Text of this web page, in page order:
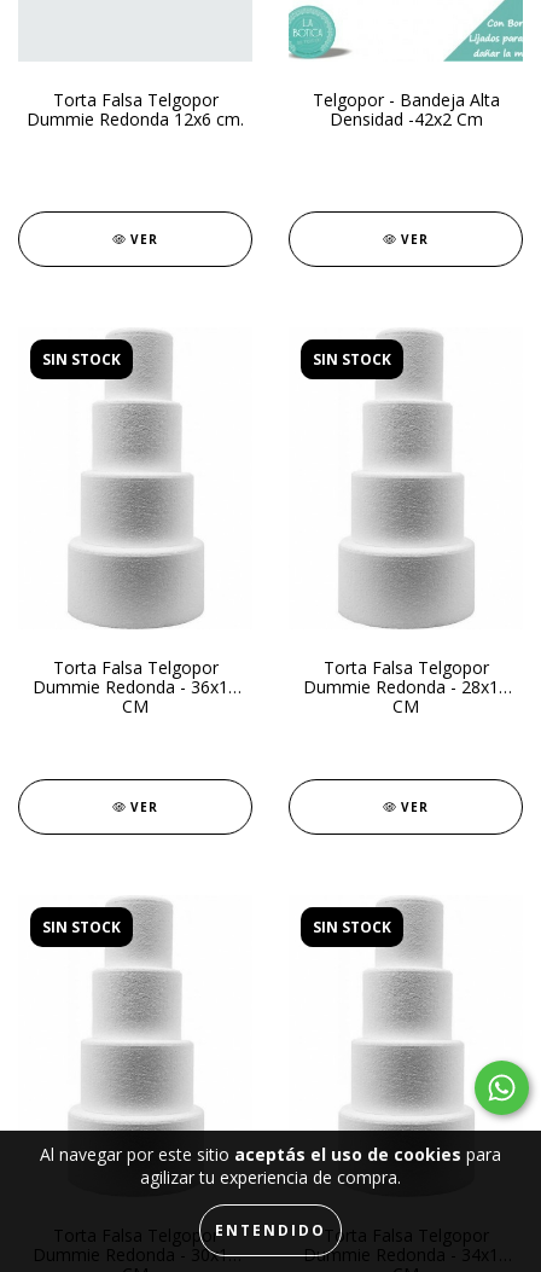
Al navegar por este sitio aceptás el uso de cookies para
agilizar tu experiencia de compra.
ENTENDIDO
Torta Falsa Telgopor
Dummie Redonda 12x6 cm.
VER
Telgopor - Bandeja Alta
Densidad -42x2 Cm
VER
SIN STOCK
Torta Falsa Telgopor
Dummie Redonda - 36x15
CM
VER
SIN STOCK
Torta Falsa Telgopor
Dummie Redonda - 28x15
CM
VER
SIN STOCK
Torta Falsa Telgopor
Dummie Redonda - 30x15
SIN STOCK
Torta Falsa Telgopor
Dummie Redonda - 34x15